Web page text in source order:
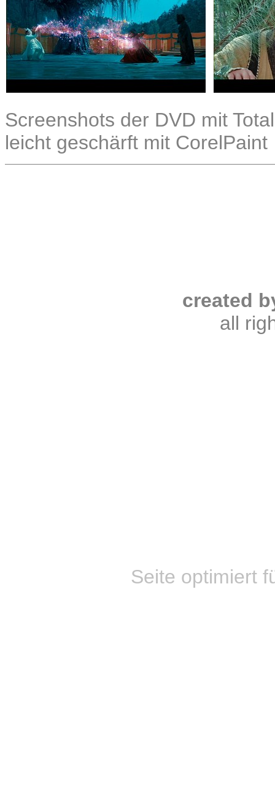
Screenshots der DVD mit
leicht geschärft mit CorelPaint
created
all
Seite optimiert